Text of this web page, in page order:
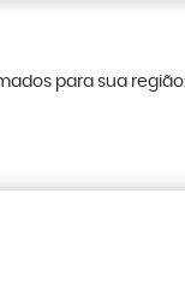
para sua